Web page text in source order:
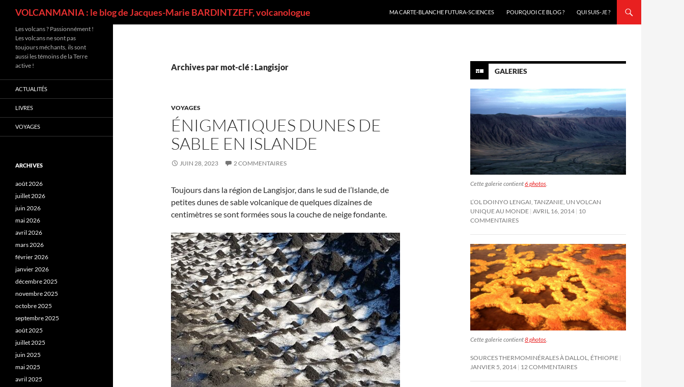
VOLCANMANIA : le blog de Jacques-Marie BARDINTZEFF, volcanologue
MA CARTE-BLANCHE FUTURA-SCIENCES
POURQUOI CE BLOG ? QUI SUIS-JE ?
Archives par mot-clé : Langisjor
VOYAGES
ÉNIGMATIQUES DUNES DE
SABLE EN ISLANDE
JUIN 28, 2023 2 COMMENTAIRES
Toujours dans la région de Langisjor, dans le sud de l’Islande, de
petites dunes de sable volcanique de quelques dizaines de
centimètres se sont formées sous la couche de neige fondante.
GALERIES
Cette galerie contient6 photos.
L’OL DOINYO LENGAI, TANZANIE, UN VOLCAN
UNIQUE AU MONDE AVRIL 16, 2014 10
COMMENTAIRES
Cette galerie contient8 photos
SOURCES THERMOMINÉRALES À DALLOL, ÉTHIOPIE
JANVIER 5, 2014 12 COMMENTAIRES
Les volcans ? Passionnément !
Les volcans ne sont pas
toujours méchants, ils sont
aussi les témoins de la Terre
active !
ACTUALITÉS
LIVRES
VOYAGES
ARCHIVES
août 2026
juillet 2026
juin 2026
mai 2026
avril 2026
mars 2026
février 2026
janvier 2026
décembre 2025
novembre 2025
octobre 2025
septembre 2025
août 2025
juillet 2025
juin 2025
mai 2025
avril 2025